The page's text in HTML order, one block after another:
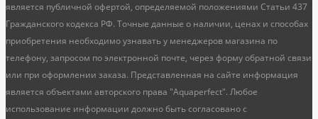
является публичной офертой, определяемой положениями Статьи 437
Гражданского кодекса РФ. Точные данные о наличии, ценах и способах
приобретения необходимо узнавать у менеджеров магазина по
телефону, запросом по электронной почте, через форму обратной связи
или при оформлении заказа. Представленная на сайте информация
является объектами авторского права "Aquaperfect". Любое
использование информации должно быть согласовано с